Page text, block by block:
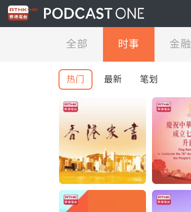
全部 时事 金融
热门 最新 笔划